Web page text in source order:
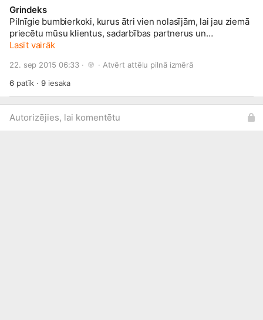
Grindeks
Pilnīgie bumbierkoki, kurus ātri vien nolasījām, lai jau ziemā
priecētu mūsu klientus, sadarbības partnerus un
maznodrošinātās ģimenes!
Lasīt vairāk
22. sep 2015 06:33 · · Atvērt attēlu pilnā izmērā
6patīk ·9iesaka
Autorizējies, lai komentētu